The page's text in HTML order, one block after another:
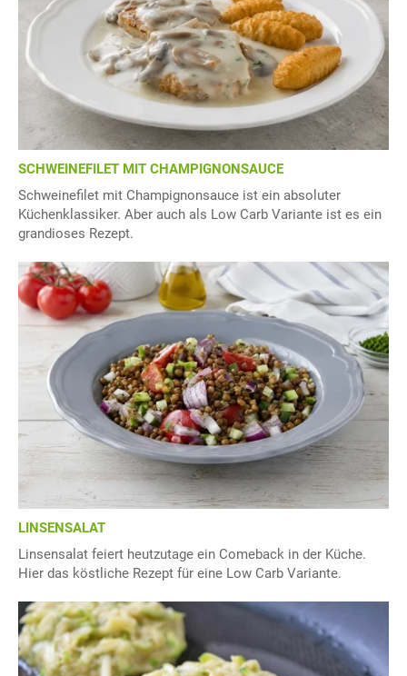
SCHWEINEFILET MIT CHAMPIGNONSAUCE
Schweinefilet mit Champignonsauce ist ein absoluter
Küchenklassiker. Aber auch als Low Carb Variante ist es ein
grandioses Rezept.
LINSENSALAT
Linsensalat feiert heutzutage ein Comeback in der Küche.
Hier das köstliche Rezept für eine Low Carb Variante.